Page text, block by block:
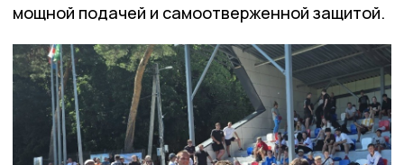
мощной подачей и самоотверженной защитой.